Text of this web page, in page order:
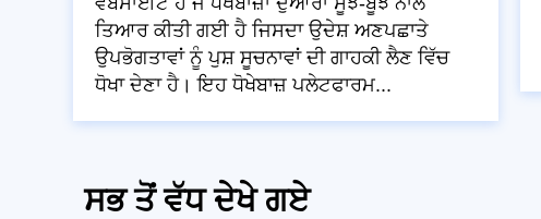
ਤਿਆਰ ਕੀਤੀ ਗਈ ਹੈ ਜਿਸਦਾ ਉਦੇਸ਼ ਅਣਪਛਾਤੇ
ਉਪਭੋਗਤਾਵਾਂ ਨੂੰ ਪੁਸ਼ ਸੂਚਨਾਵਾਂ ਦੀ ਗਾਹਕੀ ਲੈਣ ਵਿੱਚ
ਧੋਖਾ ਦੇਣਾ ਹੈ। ਇਹ ਧੋਖੇਬਾਜ਼ ਪਲੇਟਫਾਰਮ...
ਸਭ ਤੋਂ ਵੱਧ ਦੇਖੇ ਗਏ